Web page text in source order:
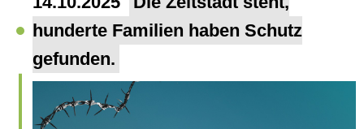
hunderte Familien haben Schutz
gefunden.